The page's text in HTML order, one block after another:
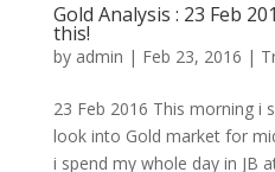
Gold Analysis : 23 Feb
this!
by admin | Feb 23, 2016 |
23 Feb 2016 This morning i
look into Gold market for
i spend my whole day in JB